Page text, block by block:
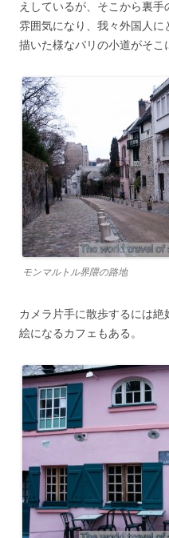
えしているが、そこから裏
雰囲気になり、我々外国人に
描いた様なパリの小道がそこ
モンマルトル界隈の路地
カメラ片手に散歩するには絶
絵になるカフェもある。